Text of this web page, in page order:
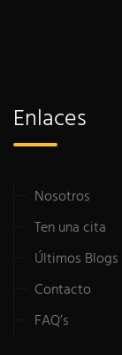
Enlaces
Nosotros
Ten una cita
Últimos Blogs
Contacto
FAQ’s